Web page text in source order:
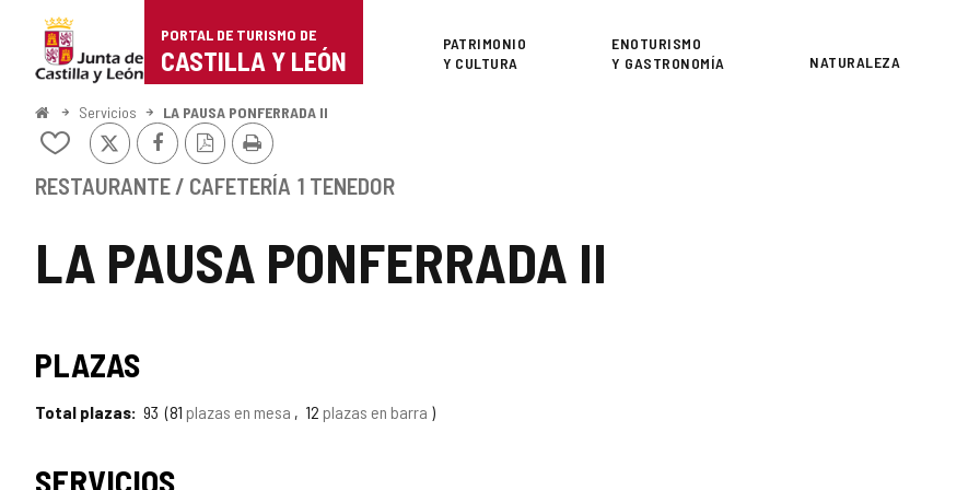
Portal
de
Turismo
Castilla
León
PORTAL DE TURISMO DE
CASTILLA Y LEÓN
Superior
PATRIMONIO
Y CULTURA
ENOTURISMO
Y GASTRONOMÍA
NATURALEZA
InicioServicios LA PAUSA PONFERRADA II
LA PAUSA PONFERRADA II
Añadir/quitar
mis
X FacebookVersión
PDF
Imprimir
RESTAURANTE / CAFETERÍA 1 TENEDOR
PLAZAS
Total plazas 93 81 plazas en mesa 12 plazas en barra
SERVICIOS